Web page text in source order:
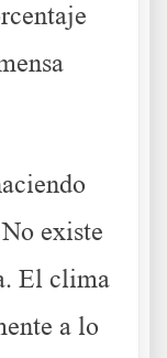
existe
El clima
a lo